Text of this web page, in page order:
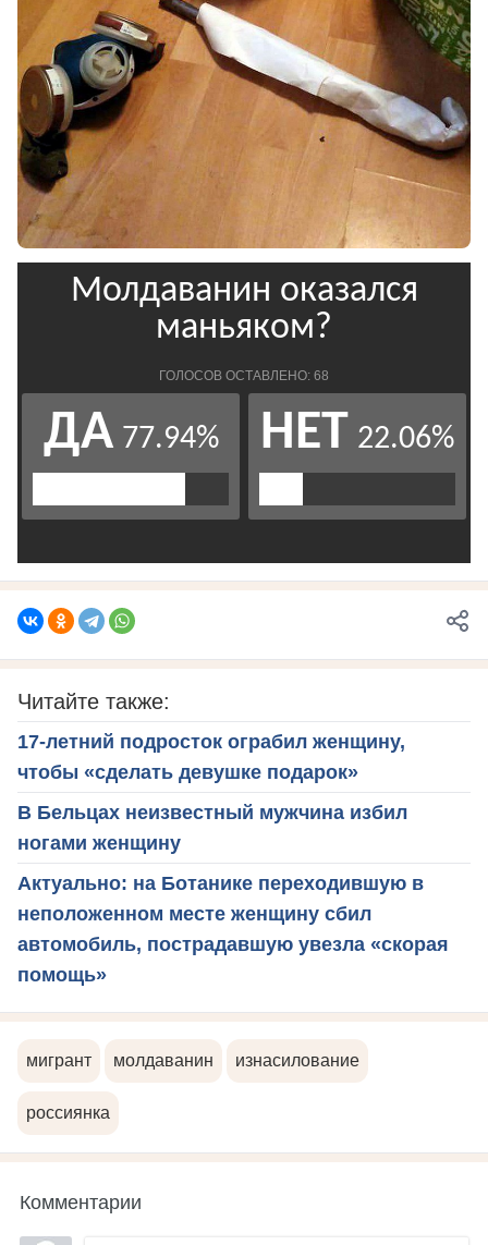
Читайте также:
17-летний подросток ограбил женщину,
чтобы «сделать девушке подарок»
В Бельцах неизвестный мужчина избил
ногами женщину
Актуально: на Ботанике переходившую в
неположенном месте женщину сбил
автомобиль, пострадавшую увезла «скорая
помощь»
мигрант молдаванин изнасилование
россиянка
Комментарии